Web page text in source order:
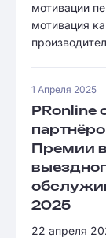
мотивации
мотивация
1 Апреля 2025
Премии
2025
22 апреля